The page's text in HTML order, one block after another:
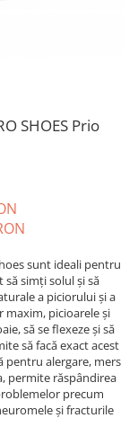
SHOES Prio
sunt ideali pentru
simți solul și să
a piciorului și a
picioarele și
să se flexeze și să
să facă exact acest
pentru alergare, mers
permite răspândirea
precum
și fracturile